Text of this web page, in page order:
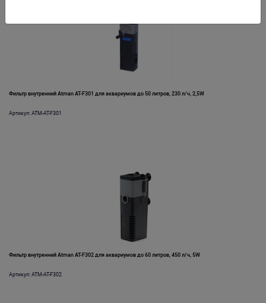
Фильтр внутренний Atman AT-F301 для аквариумов до 50 литров, 230 л/ч, 2,5W
Артикул: ATM-AT-F301
Фильтр внутренний Atman AT-F302 для аквариумов до 60 литров, 450 л/ч, 5W
Артикул: ATM-AT-F302